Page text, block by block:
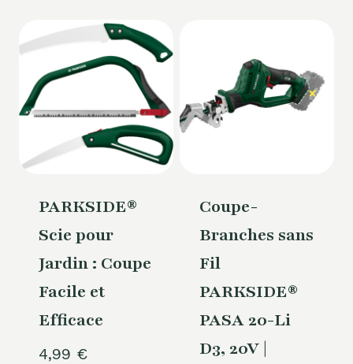
PARKSIDE®
Scie pour
Jardin : Coupe
Facile et
Efficace
4,99 €
Coupe-
Branches sans
Fil
PARKSIDE®
PASA 20-Li
D3, 20V |